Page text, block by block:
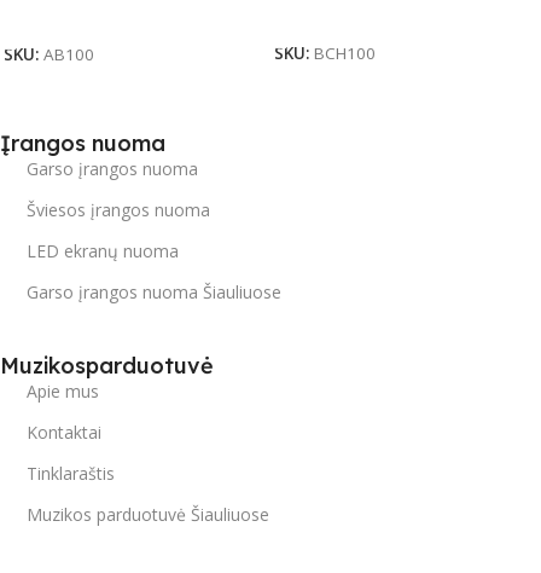
SKU: AB100
SKU: BCH100
Įrangos nuoma
Garso įrangos nuoma
Šviesos įrangos nuoma
LED ekranų nuoma
Garso įrangos nuoma Šiauliuose
Muzikosparduotuvė
Apie mus
Kontaktai
Tinklaraštis
Muzikos parduotuvė Šiauliuose